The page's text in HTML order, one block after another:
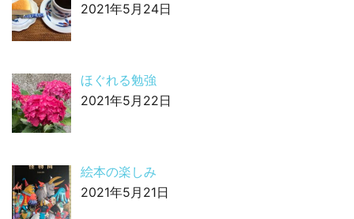
2021年5月24日
ほぐれる勉強
2021年5月22日
絵本の楽しみ
2021年5月21日